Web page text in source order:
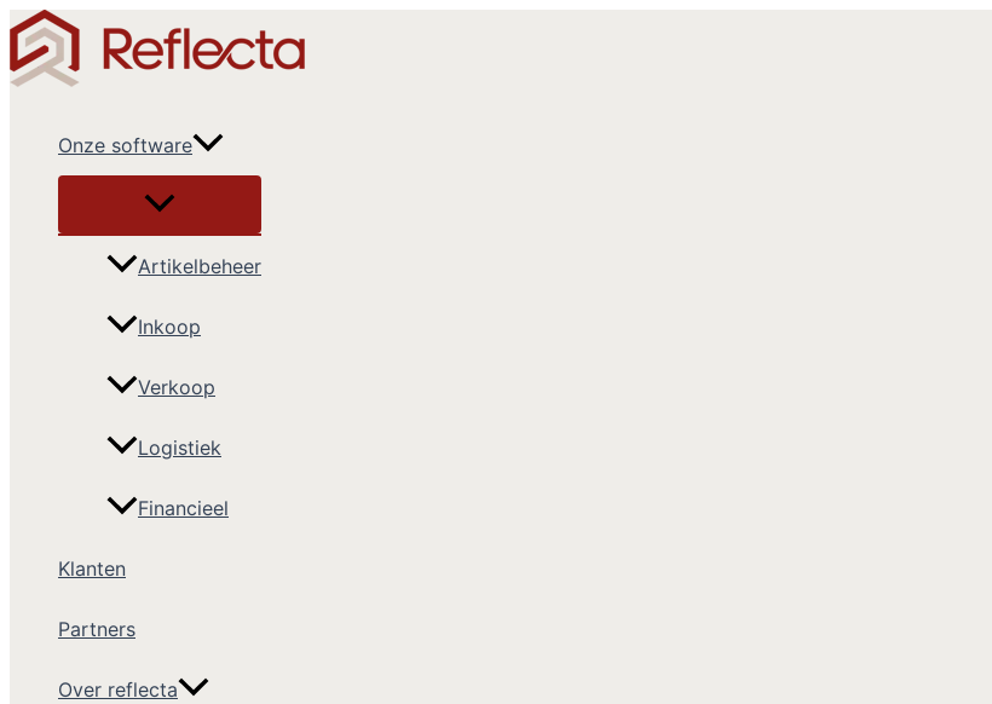
Ga
naar
de
Onze software
Artikelbeheer
Inkoop
Verkoop
Logistiek
Financieel
Klanten
Partners
Over reflecta